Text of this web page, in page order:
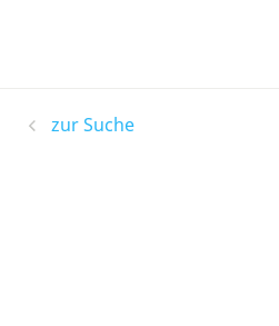
zur Suche